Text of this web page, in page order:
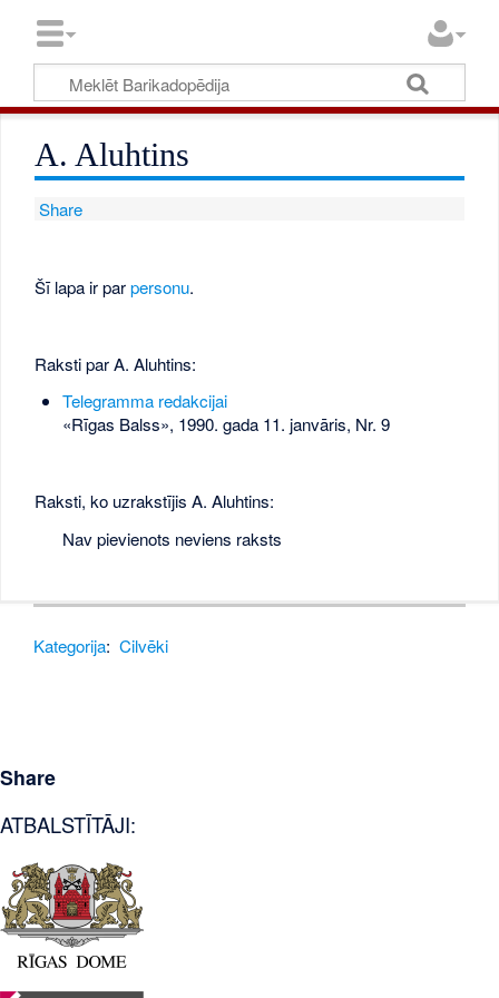
A. Aluhtins
Share
Šī lapa ir parpersonu.
Raksti par A. Aluhtins:
Telegramma redakcijai
«Rīgas Balss», 1990. gada 11. janvāris, Nr. 9
Raksti, ko uzrakstījis A. Aluhtins:
Nav pievienots neviens raksts
Kategorija: Cilvēki
Share
ATBALSTĪTĀJI: